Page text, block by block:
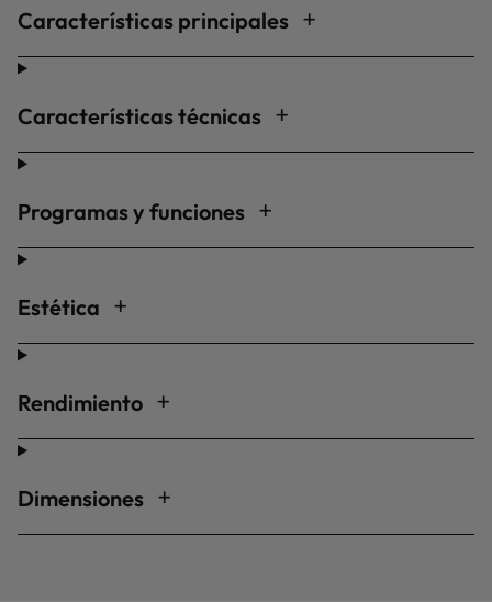
Características principales
Características técnicas
Programas y funciones
Estética
Rendimiento
Dimensiones